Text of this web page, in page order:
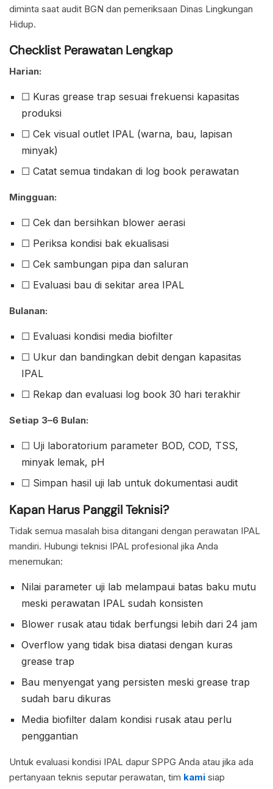
diminta saat audit BGN dan pemeriksaan Dinas Lingkungan
Hidup.
Checklist Perawatan Lengkap
Harian:
☐ Kuras grease trap sesuai frekuensi kapasitas
produksi
☐ Cek visual outlet IPAL (warna, bau, lapisan
minyak)
☐ Catat semua tindakan di log book perawatan
Mingguan:
☐ Cek dan bersihkan blower aerasi
☐ Periksa kondisi bak ekualisasi
☐ Cek sambungan pipa dan saluran
☐ Evaluasi bau di sekitar area IPAL
Bulanan:
☐ Evaluasi kondisi media biofilter
☐ Ukur dan bandingkan debit dengan kapasitas
IPAL
☐ Rekap dan evaluasi log book 30 hari terakhir
Setiap 3–6 Bulan:
☐ Uji laboratorium parameter BOD, COD, TSS,
minyak lemak, pH
☐ Simpan hasil uji lab untuk dokumentasi audit
Kapan Harus Panggil Teknisi?
Tidak semua masalah bisa ditangani dengan perawatan IPAL
mandiri. Hubungi teknisi IPAL profesional jika Anda
menemukan:
Nilai parameter uji lab melampaui batas baku mutu
meski perawatan IPAL sudah konsisten
Blower rusak atau tidak berfungsi lebih dari 24 jam
Overflow yang tidak bisa diatasi dengan kuras
grease trap
Bau menyengat yang persisten meski grease trap
sudah baru dikuras
Media biofilter dalam kondisi rusak atau perlu
penggantian
Untuk evaluasi kondisi IPAL dapur SPPG Anda atau jika ada
pertanyaan teknis seputar perawatan, tim kami siap